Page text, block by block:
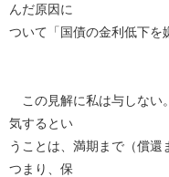
んだ原因に
ついて「国債の金利低下を
この見解に私は与しない
気するとい
うことは、満期まで（償還
つまり、保